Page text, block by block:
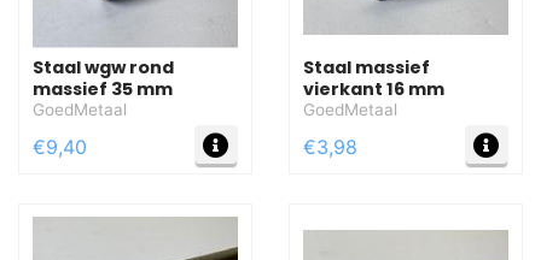
Staal wgw rond
massief 35 mm
GoedMetaal
€9,40 MEER INFO
Staal massief
vierkant 16 mm
GoedMetaal
€3,98